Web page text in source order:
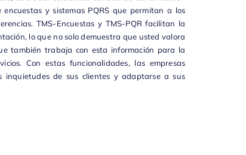
encuestas y sistemas PQRS que permitan a los
TMS-Encuestas y TMS-PQR facilitan la
lo que no solo demuestra que usted valora
también trabaja con esta información para la
Con estas funcionalidades, las empresas
inquietudes de sus clientes y adaptarse a sus